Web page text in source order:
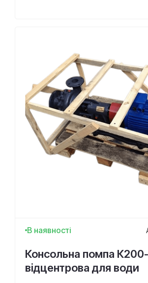
В наявності
Консольна помпа
відцентрова для води